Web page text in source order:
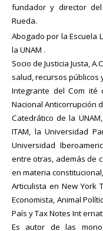
fundador y director
Rueda.
Abogado por la Escuela
la UNAM .
Socio de Justicia Justa,
salud, recursos públicos
Integrante del Com ité
Nacional Anticorrupción
Catedrático de la
ITAM, la Universidad
Universidad
entre otras, además de
en materia
Articulista en New York
Economista, Animal
País y Tax Notes Int
Es autor de las